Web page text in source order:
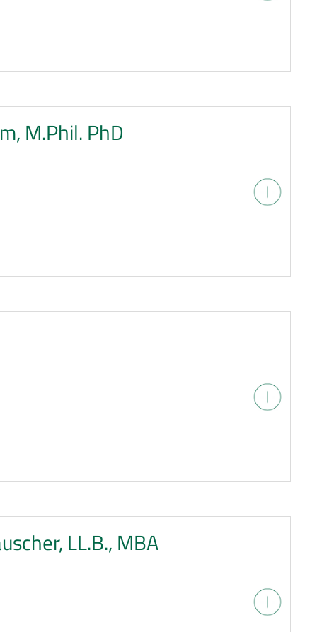
M.Phil. PhD
LL.B., MBA